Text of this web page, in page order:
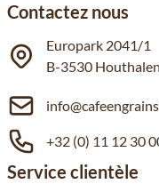
Contactez nous
Europark 2041/1
B-3530
+32 (0) 11 12 30
Service clientèle